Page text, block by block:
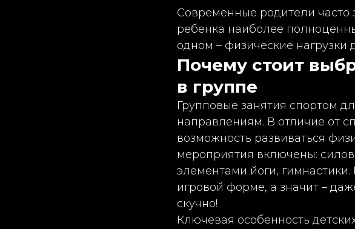
Современные родители часто
ребенка наиболее
одном – физические
Почему стоит
в группе
Групповые занятия спортом
направлениям. В отличие от
возможность развиваться
мероприятия включены:
элементами йоги,
игровой форме, а значит –
скучно!
Ключевая особенность